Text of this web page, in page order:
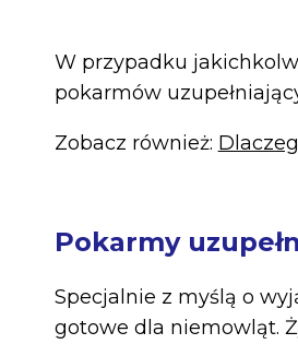
W przypadku
pokarmów
Zobacz również:
Pokarmy
Specjalnie z myślą o
gotowe dla niemowląt.